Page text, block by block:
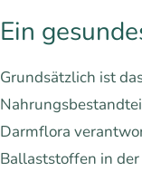
Ein
Grundsätzlich ist
Darmflora
Ballaststoffen in